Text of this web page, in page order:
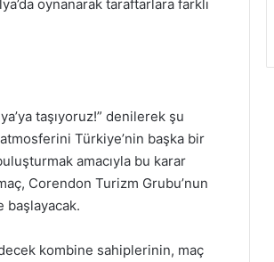
oynanarak taraftarlara farklı
taşıyoruz!” denilerek şu
Türkiye’nin başka bir
amacıyla bu karar
Corendon Turizm Grubu’nun
başlayacak.
kombine sahiplerinin, maç